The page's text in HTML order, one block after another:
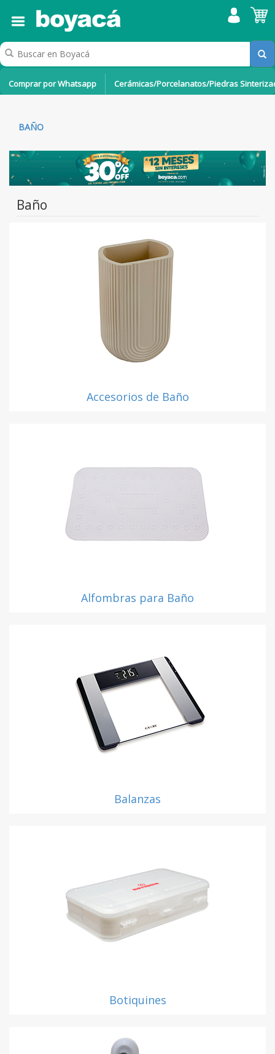
Comprar por Whatsapp Cerámicas/Porcelanatos/Piedras
BAÑO
Baño
Accesorios de Baño
Alfombras para Baño
Balanzas
Botiquines